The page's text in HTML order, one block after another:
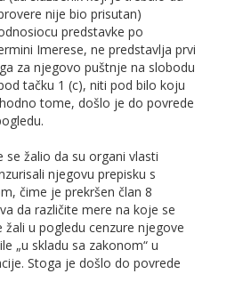
nije bio prisutan)
predstavke po
Imerese, ne predstavlja prvi
za njegovo puštnje na slobodu
tačku 1 (c), niti pod bilo koju
tome, došlo je do povrede
se žalio da su organi vlasti
njegovu prepisku s
čime je prekršen član 8
da različite mere na koje se
u pogledu cenzure njegove
„u skladu sa zakonom“ u
Stoga je došlo do povrede